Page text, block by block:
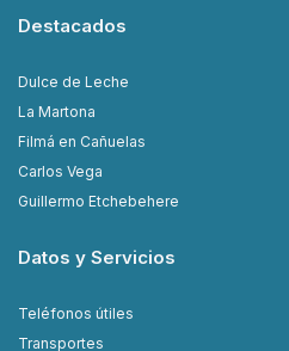
Destacados
Dulce de Leche
La Martona
Filmá en Cañuelas
Carlos Vega
Guillermo Etchebehere
Datos y Servicios
Teléfonos útiles
Transportes